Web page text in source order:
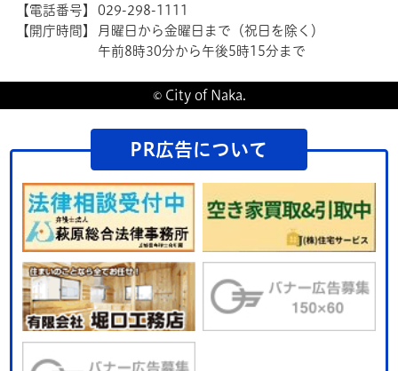
【電話番号】
029-298-1111
【開庁時間】
月曜日から金曜日まで（祝日を除く）
午前8時30分から午後5時15分まで
© City of Naka.
PR広告について